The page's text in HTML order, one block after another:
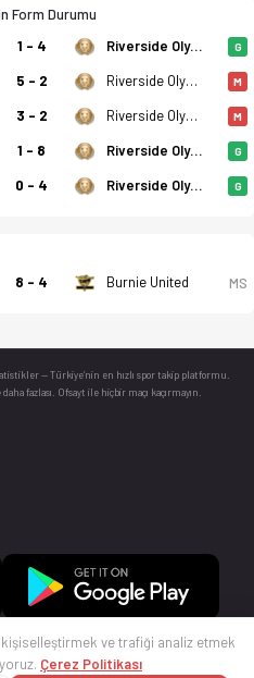
Form Durumu
1 - 4 Riverside Olympic FC 2 G
5 - 2 Riverside Olympic FC 2 M
3 - 2 Riverside Olympic FC 2 M
1 - 8 Riverside Olympic FC 2 G
0 - 4 Riverside Olympic FC 2 G
8 - 4 Burnie United MS
— Türkiye’nin en hızlı spor takip platformu.
fazlası. Ofsayt ile hiçbir maçı kaçırmayın.
ve trafiği analiz etmek
Çerez Politikası